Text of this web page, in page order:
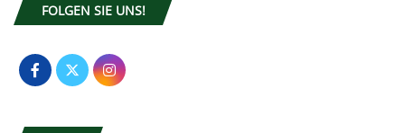
FOLGEN SIE UNS!